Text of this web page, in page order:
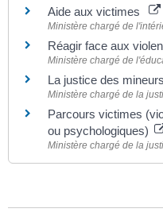
Aide aux victimes
Ministère chargé de
Réagir face aux
Ministère chargé de
La justice des mineurs
Ministère chargé de la
Parcours victimes
ou psychologiques)
Ministère chargé de la